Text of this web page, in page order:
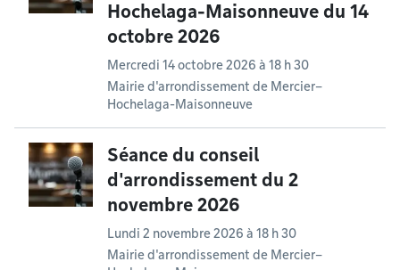
Hochelaga-Maisonneuve du 14
octobre 2026
Mercredi 14 octobre 2026 à 18 h 30
Mairie d'arrondissement de Mercier–
Hochelaga-Maisonneuve
Séance du conseil
d'arrondissement du 2
novembre 2026
Lundi 2 novembre 2026 à 18 h 30
Mairie d'arrondissement de Mercier–